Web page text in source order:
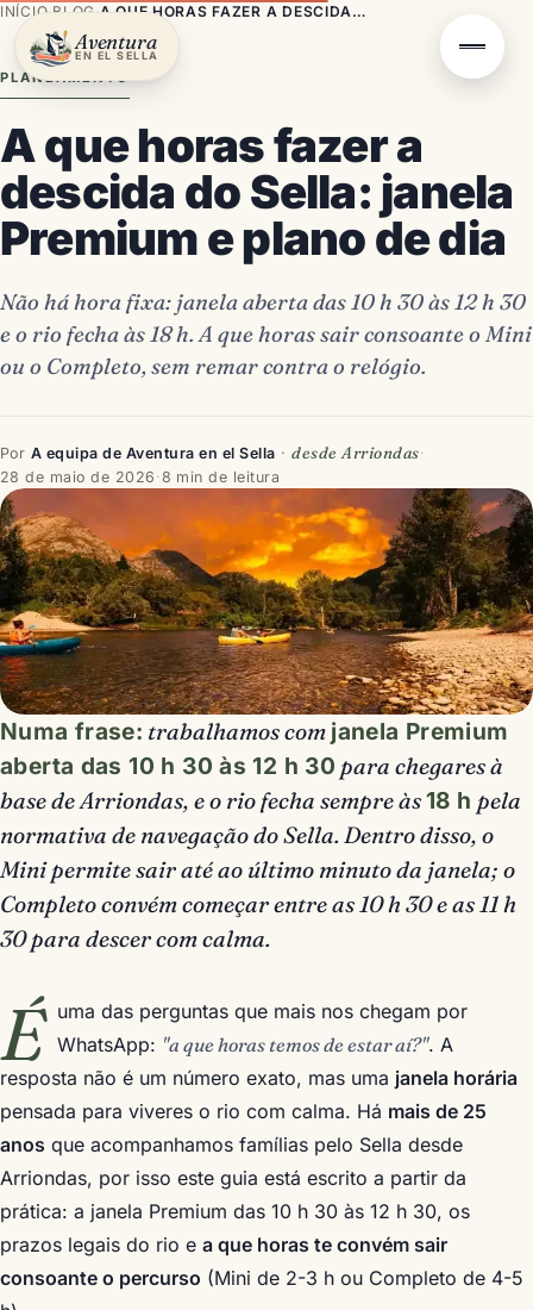
Aventura
EN EL SELLA
INÍCIO·BLOG· A QUE HORAS FAZER A DESCIDA DO SELLA: JANELA PREMIUM E PLANO DE DIA
PLANEAMENTO
A que horas fazer a
descida do Sella: janela
Premium e plano de dia
Não há hora fixa: janela aberta das 10 h 30 às 12 h 30
e o rio fecha às 18 h. A que horas sair consoante o Mini
ou o Completo, sem remar contra o relógio.
Por A equipa de Aventura en el Sella ·desde Arriondas·
28 de maio de 2026 ·8 min de leitura
Numa frase: trabalhamos com janela Premium
aberta das 10 h 30 às 12 h 30 para chegares à
base de Arriondas, e o rio fecha sempre às18 h pela
normativa de navegação do Sella. Dentro disso, o
Mini permite sair até ao último minuto da janela; o
Completo convém começar entre as 10 h 30 e as 11 h
30 para descer com calma.
É uma das perguntas que mais nos chegam por
WhatsApp: "a que horas temos de estar aí?". A
resposta não é um número exato, mas uma janela horária
pensada para viveres o rio com calma. Há mais de 25
anos que acompanhamos famílias pelo Sella desde
Arriondas, por isso este guia está escrito a partir da
prática: a janela Premium das 10 h 30 às 12 h 30, os
prazos legais do rio e a que horas te convém sair
consoante o percurso (Mini de 2-3 h ou Completo de 4-5